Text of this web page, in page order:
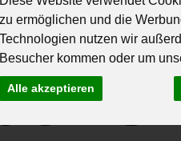
zu ermöglichen und die
Technologien nutzen wir
Besucher kommen oder um
Alle akzeptieren
und Fruchtgummi